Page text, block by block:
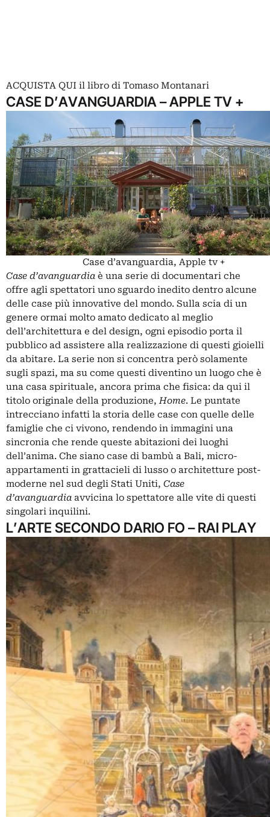
ACQUISTA QUI il libro di Tomaso Montanari
CASE D’AVANGUARDIA – APPLE TV +
Case d’avanguardia, Apple tv +
Case d’avanguardia è una serie di documentari che
offre agli spettatori uno sguardo inedito dentro alcune
delle case più innovative del mondo. Sulla scia di un
genere ormai molto amato dedicato al meglio
dell’architettura e del design, ogni episodio porta il
pubblico ad assistere alla realizzazione di questi gioielli
da abitare. La serie non si concentra però solamente
sugli spazi, ma su come questi diventino un luogo che è
una casa spirituale, ancora prima che fisica: da qui il
titolo originale della produzione,Home. Le puntate
intrecciano infatti la storia delle case con quelle delle
famiglie che ci vivono, rendendo in immagini una
sincronia che rende queste abitazioni dei luoghi
dell’anima. Che siano case di bambù a Bali, micro-
appartamenti in grattacieli di lusso o architetture post-
moderne nel sud degli Stati Uniti, Case
d’avanguardia avvicina lo spettatore alle vite di questi
singolari inquilini.
L’ARTE SECONDO DARIO FO – RAI PLAY